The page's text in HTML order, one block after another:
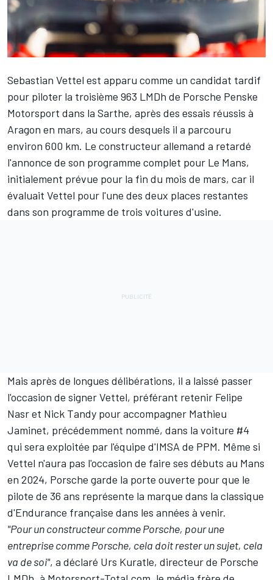
Sebastian Vettel est apparu comme un candidat tardif
pour piloter la troisième 963 LMDh de Porsche Penske
Motorsport dans la Sarthe, après des essais réussis à
Aragon en mars, au cours desquels il a parcouru
environ 600 km. Le constructeur allemand a retardé
l'annonce de son programme complet pour Le Mans,
initialement prévue pour la fin du mois de mars, car il
évaluait Vettel pour l'une des deux places restantes
dans son programme de trois voitures d'usine.
Mais après de longues délibérations, il a laissé passer
l'occasion de signer Vettel, préférant retenir Felipe
Nasr et Nick Tandy pour accompagner Mathieu
Jaminet, précédemment nommé, dans la voiture #4
qui sera exploitée par l'équipe d'IMSA de PPM. Même si
Vettel n'aura pas l'occasion de faire ses débuts au Mans
en 2024, Porsche garde la porte ouverte pour que le
pilote de 36 ans représente la marque dans la classique
d'Endurance française dans les années à venir.
"Pour un constructeur comme Porsche, pour une
entreprise comme Porsche, cela doit rester un sujet, cela
va de soi", a déclaré Urs Kuratle, directeur de Porsche